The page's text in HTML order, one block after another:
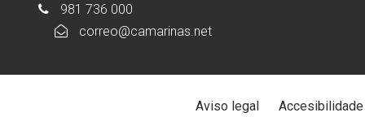
981 736 000
correo@camarinas.net
Aviso legal Accesibilidade